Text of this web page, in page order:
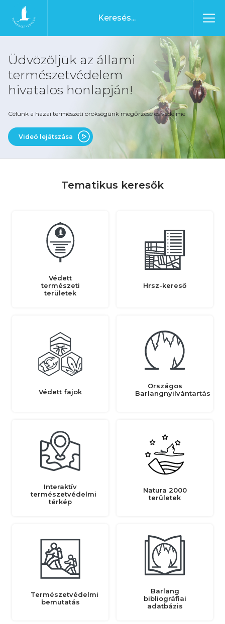
Ugrás a tartalomhoz
Főoldal
Üdvözöljük az állami
természetvédelem
hivatalos honlapján!
Célunk a hazai természeti örökségünk megőrzése és védelme
Videó lejátszása
Tematikus keresők
Védett
természeti
területek
Hrsz-kereső
Védett fajok
Országos
Barlangnyilvántartás
Interaktív
természetvédelmi
térkép
Natura 2000
területek
Természetvédelmi
bemutatás
Barlang
bibliográfiai
adatbázis